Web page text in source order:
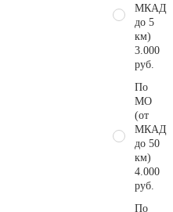
МКАД
до 5
км)
3.000
руб.
По
МО
(от
МКАД
до 50
км)
4.000
руб.
По